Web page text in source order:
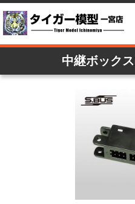
中継ボック